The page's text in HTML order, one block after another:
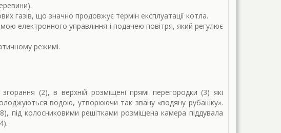
газів, що значно продовжує термін експлуатації котла.
електронного управління і подачею повітря, який регулює
режимі.
(2), в верхній розміщені прямі перегородки (3) які
водою, утворюючи так звану «водяну рубашку».
під колосниковими решітками розміщена камера піддувала